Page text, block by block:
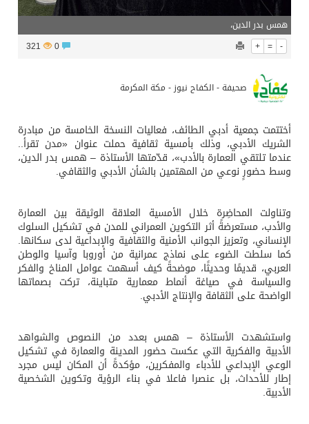
همس بدر الدين،
+ = -
321
صحيفة - الكفاح نيوز - مكة المكرمة
أختتمت جمعية أدبي الطائف، فعاليات النسخة الخامسة من مبادرة
الشريك الأدبي، وذلك بأمسية ثقافية حملت عنوان «مدن تقرأ..
عندما تلتقي العمارة بالأدب»، قدّمتها الأستاذة – همس بدر الدين،
وسط حضورٍ نوعي من المهتمين بالشأن الأدبي والثقافي.
وتناولت المحاضِرة خلال الأمسية العلاقة الوثيقة بين العمارة
والأدب، مستعرضةً أثر التكوين العمراني للمدن في تشكيل السلوك
الإنساني، وتعزيز الجوانب الأمنية والثقافية والإبداعية لدى سكانها.
كما سلطت الضوء على نماذج عمرانية من أوروبا وآسيا والوطن
العربي، قديمًا وحديثًا، موضحةً كيف أسهمت عوامل المناخ والفكر
والسياسة في صياغة أنماط معمارية متباينة، تركت بصماتها
الواضحة على الثقافة والإنتاج الأدبي.
واستشهدت الأستاذة – همس بعدد من النصوص والشواهد
الأدبية والفكرية التي عكست حضور المدينة والعمارة في تشكيل
الوعي الإبداعي للأدباء والمفكرين، مؤكدةً أن المكان ليس مجرد
إطار للأحداث، بل عنصرا فاعلا في بناء الرؤية وتكوين الشخصية
الأدبية.